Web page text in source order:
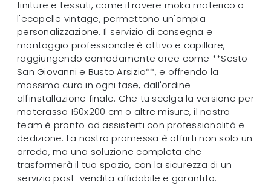
finiture e tessuti, come il rovere moka materico o
l'ecopelle vintage, permettono un'ampia
personalizzazione. Il servizio di consegna e
montaggio professionale è attivo e capillare,
raggiungendo comodamente aree come **Sesto
San Giovanni e Busto Arsizio**, e offrendo la
massima cura in ogni fase, dall'ordine
all'installazione finale. Che tu scelga la versione per
materasso 160x200 cm o altre misure, il nostro
team è pronto ad assisterti con professionalità e
dedizione. La nostra promessa è offrirti non solo un
arredo, ma una soluzione completa che
trasformerà il tuo spazio, con la sicurezza di un
servizio post-vendita affidabile e garantito.